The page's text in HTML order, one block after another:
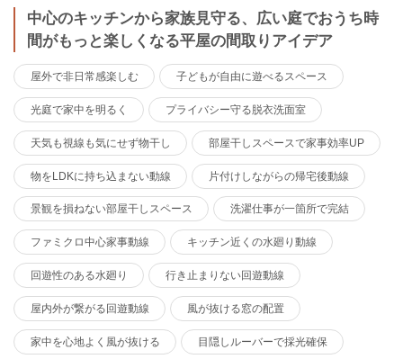
中心のキッチンから家族見守る、広い庭でおうち時
間がもっと楽しくなる平屋の間取りアイデア
屋外で非日常感楽しむ 子どもが自由に遊べるスペース
光庭で家中を明るく プライバシー守る脱衣洗面室
天気も視線も気にせず物干し 部屋干しスペースで家事効率UP
物をLDKに持ち込まない動線 片付けしながらの帰宅後動線
景観を損ねない部屋干しスペース 洗濯仕事が一箇所で完結
ファミクロ中心家事動線 キッチン近くの水廻り動線
回遊性のある水廻り 行き止まりない回遊動線
屋内外が繋がる回遊動線 風が抜ける窓の配置
家中を心地よく風が抜ける 目隠しルーバーで採光確保